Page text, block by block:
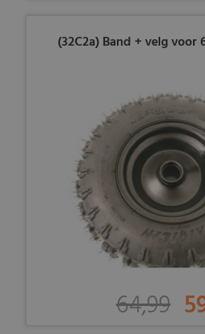
(32C2a) Band + velg voor
64,99